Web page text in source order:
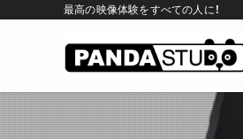
最高の映像体験をすべての人に！